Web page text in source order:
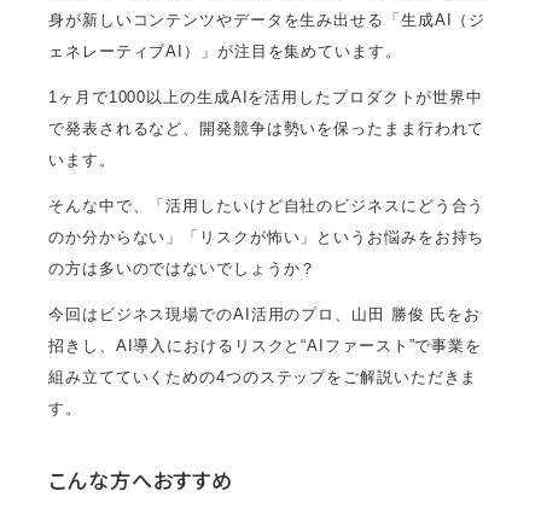
身が新しいコンテンツやデータを生み出せる「生成AI（ジ
ェネレーティブAI）」が注目を集めています。
1ヶ月で1000以上の生成AIを活用したプロダクトが世界中
で発表されるなど、開発競争は勢いを保ったまま行われて
います。
そんな中で、「活用したいけど自社のビジネスにどう合う
のか分からない」「リスクが怖い」というお悩みをお持ち
の方は多いのではないでしょうか？
今回はビジネス現場でのAI活用のプロ、山田 勝俊 氏をお
招きし、AI導入におけるリスクと“AIファースト”で事業を
組み立てていくための4つのステップをご解説いただきま
す。
こんな方へおすすめ